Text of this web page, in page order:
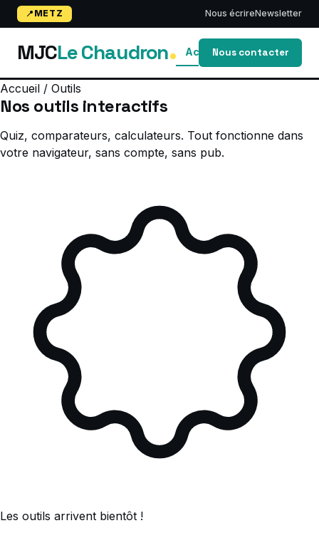
METZ Nous écrireNewsletter
MJCLe Chaudron Accueil Blog
Nous contacter
Accueil / Outils
Nos outils interactifs
Quiz, comparateurs, calculateurs. Tout fonctionne dans
votre navigateur, sans compte, sans pub.
Les outils arrivent bientôt !